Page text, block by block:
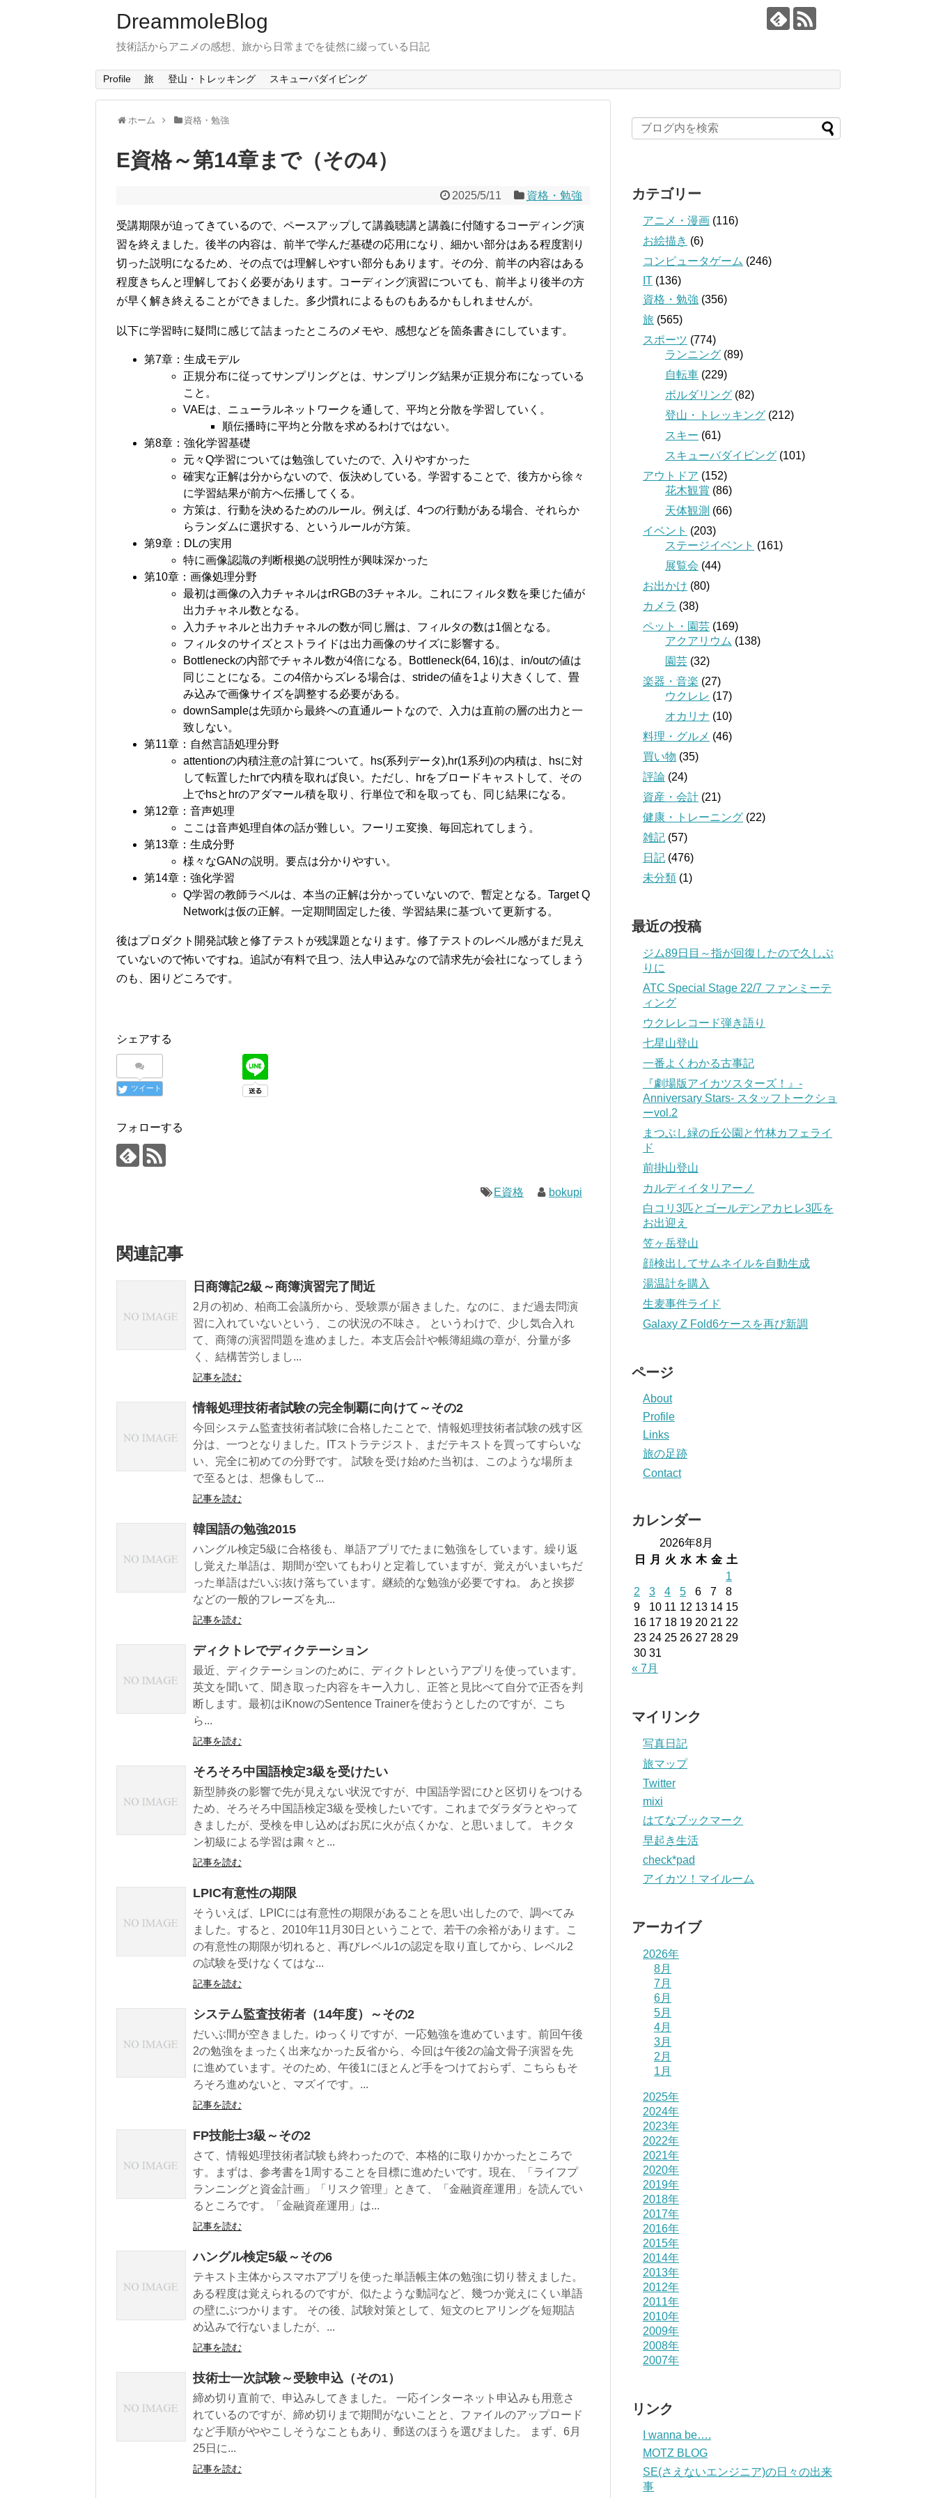
DreammoleBlog
技術話からアニメの感想、旅から日常までを徒然に綴っている日記
Profile 旅 登山・トレッキング スキューバダイビング
ホーム 資格・勉強
E資格～第14章まで（その4）
2025/5/11 資格・勉強
受講期限が迫ってきているので、ペースアップして講義聴講と講義に付随するコーディング演
習を終えました。後半の内容は、前半で学んだ基礎の応用になり、細かい部分はある程度割り
切った説明になるため、その点では理解しやすい部分もあります。その分、前半の内容はある
程度きちんと理解しておく必要があります。コーディング演習についても、前半より後半の方
が早く解き終えることができました。多少慣れによるものもあるかもしれませんが。
以下に学習時に疑問に感じて詰まったところのメモや、感想などを箇条書きにしています。
第7章：生成モデル
正規分布に従ってサンプリングとは、サンプリング結果が正規分布になっている
こと。
VAEは、ニューラルネットワークを通して、平均と分散を学習していく。
順伝播時に平均と分散を求めるわけではない。
第8章：強化学習基礎
元々Q学習については勉強していたので、入りやすかった
確実な正解は分からないので、仮決めしている。学習することで、後方から徐々
に学習結果が前方へ伝播してくる。
方策は、行動を決めるためのルール。例えば、4つの行動がある場合、それらか
らランダムに選択する、というルールが方策。
第9章：DLの実用
特に画像認識の判断根拠の説明性が興味深かった
第10章：画像処理分野
最初は画像の入力チャネルはrRGBの3チャネル。これにフィルタ数を乗じた値が
出力チャネル数となる。
入力チャネルと出力チャネルの数が同じ層は、フィルタの数は1個となる。
フィルタのサイズとストライドは出力画像のサイズに影響する。
Bottleneckの内部でチャネル数が4倍になる。Bottleneck(64, 16)は、in/outの値は
同じことになる。この4倍からズレる場合は、strideの値を1より大きくして、畳
み込みで画像サイズを調整する必要がある。
downSampleは先頭から最終への直通ルートなので、入力は直前の層の出力と一
致しない。
第11章：自然言語処理分野
attentionの内積注意の計算について。hs(系列データ),hr(1系列)の内積は、hsに対
して転置したhrで内積を取れば良い。ただし、hrをブロードキャストして、その
上でhsとhrのアダマール積を取り、行単位で和を取っても、同じ結果になる。
第12章：音声処理
ここは音声処理自体の話が難しい。フーリエ変換、毎回忘れてしまう。
第13章：生成分野
様々なGANの説明。要点は分かりやすい。
第14章：強化学習
Q学習の教師ラベルは、本当の正解は分かっていないので、暫定となる。Target Q
Networkは仮の正解。一定期間固定した後、学習結果に基づいて更新する。
後はプロダクト開発試験と修了テストが残課題となります。修了テストのレベル感がまだ見え
ていないので怖いですね。追試が有料で且つ、法人申込みなので請求先が会社になってしまう
のも、困りどころです。
シェアする
ツイート
フォローする
E資格 bokupi
関連記事
日商簿記2級～商簿演習完了間近
2月の初め、柏商工会議所から、受験票が届きました。なのに、まだ過去問演
習に入れていないという、この状況の不味さ。 というわけで、少し気合入れ
て、商簿の演習問題を進めました。本支店会計や帳簿組織の章が、分量が多
く、結構苦労しまし...
記事を読む
情報処理技術者試験の完全制覇に向けて～その2
今回システム監査技術者試験に合格したことで、情報処理技術者試験の残す区
分は、一つとなりました。ITストラテジスト、まだテキストを買ってすらいな
い、完全に初めての分野です。 試験を受け始めた当初は、このような場所ま
で至るとは、想像もして...
記事を読む
韓国語の勉強2015
ハングル検定5級に合格後も、単語アプリでたまに勉強をしています。繰り返
し覚えた単語は、期間が空いてもわりと定着していますが、覚えがいまいちだ
った単語はだいぶ抜け落ちています。継続的な勉強が必要ですね。 あと挨拶
などの一般的フレーズを丸...
記事を読む
ディクトレでディクテーション
最近、ディクテーションのために、ディクトレというアプリを使っています。
英文を聞いて、聞き取った内容をキー入力し、正答と見比べて自分で正否を判
断します。最初はiKnowのSentence Trainerを使おうとしたのですが、こち
ら...
記事を読む
そろそろ中国語検定3級を受けたい
新型肺炎の影響で先が見えない状況ですが、中国語学習にひと区切りをつける
ため、そろそろ中国語検定3級を受検したいです。これまでダラダラとやって
きましたが、受検を申し込めばお尻に火が点くかな、と思いまして。 キクタ
ン初級による学習は粛々と...
記事を読む
LPIC有意性の期限
そういえば、LPICには有意性の期限があることを思い出したので、調べてみ
ました。すると、2010年11月30日ということで、若干の余裕があります。こ
の有意性の期限が切れると、再びレベル1の認定を取り直してから、レベル2
の試験を受けなくてはな...
記事を読む
システム監査技術者（14年度）～その2
だいぶ間が空きました。ゆっくりですが、一応勉強を進めています。前回午後
2の勉強をまったく出来なかった反省から、今回は午後2の論文骨子演習を先
に進めています。そのため、午後1にほとんど手をつけておらず、こちらもそ
ろそろ進めないと、マズイです。...
記事を読む
FP技能士3級～その2
さて、情報処理技術者試験も終わったので、本格的に取りかかったところで
す。まずは、参考書を1周することを目標に進めたいです。現在、「ライフプ
ランニングと資金計画」「リスク管理」ときて、「金融資産運用」を読んでい
るところです。「金融資産運用」は...
記事を読む
ハングル検定5級～その6
テキスト主体からスマホアプリを使った単語帳主体の勉強に切り替えました。
ある程度は覚えられるのですが、似たような動詞など、幾つか覚えにくい単語
の壁にぶつかります。 その後、試験対策として、短文のヒアリングを短期詰
め込みで行ないましたが、...
記事を読む
技術士一次試験～受験申込（その1）
締め切り直前で、申込みしてきました。 一応インターネット申込みも用意さ
れているのですが、締め切りまで期間がないことと、ファイルのアップロード
など手順がややこしそうなこともあり、郵送のほうを選びました。 まず、6月
25日に...
記事を読む
カテゴリー
アニメ・漫画 (116)
お絵描き (6)
コンピュータゲーム (246)
IT (136)
資格・勉強 (356)
旅 (565)
スポーツ (774)
ランニング (89)
自転車 (229)
ボルダリング (82)
登山・トレッキング (212)
スキー (61)
スキューバダイビング (101)
アウトドア (152)
花木観賞 (86)
天体観測 (66)
イベント (203)
ステージイベント (161)
展覧会 (44)
お出かけ (80)
カメラ (38)
ペット・園芸 (169)
アクアリウム (138)
園芸 (32)
楽器・音楽 (27)
ウクレレ (17)
オカリナ (10)
料理・グルメ (46)
買い物 (35)
評論 (24)
資産・会計 (21)
健康・トレーニング (22)
雑記 (57)
日記 (476)
未分類 (1)
最近の投稿
ジム89日目～指が回復したので久しぶ
りに
ATC Special Stage 22/7 ファンミーテ
ィング
ウクレレコード弾き語り
七星山登山
一番よくわかる古事記
『劇場版アイカツスターズ！』-
Anniversary Stars- スタッフトークショ
ーvol.2
まつぶし緑の丘公園と竹林カフェライ
ド
前掛山登山
カルディイタリアーノ
白コリ3匹とゴールデンアカヒレ3匹を
お出迎え
笠ヶ岳登山
顔検出してサムネイルを自動生成
湯温計を購入
生麦事件ライド
Galaxy Z Fold6ケースを再び新調
ページ
About
Profile
Links
旅の足跡
Contact
カレンダー
2026年8月
日
月 火 水 木 金 土
1
2
3 4 5 6 7
8
9
10 11 12 13 14 15
16 17 18 19 20 21 22
23 24 25 26 27 28 29
30 31
« 7月
マイリンク
写真日記
旅マップ
Twitter
mixi
はてなブックマーク
早起き生活
check*pad
アイカツ！マイルーム
アーカイブ
2026年
8月
7月
6月
5月
4月
3月
2月
1月
2025年
2024年
2023年
2022年
2021年
2020年
2019年
2018年
2017年
2016年
2015年
2014年
2013年
2012年
2011年
2010年
2009年
2008年
2007年
リンク
I wanna be….
MOTZ BLOG
SE(さえないエンジニア)の日々の出来
事